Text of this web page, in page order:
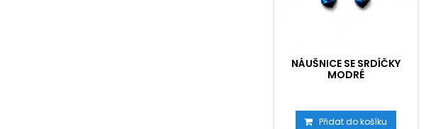
NÁUŠNICE SE SRDÍČKY
MODRÉ
Přidat do košíku